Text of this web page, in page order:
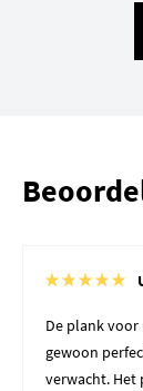
De plank
gewoon
verwacht. Het